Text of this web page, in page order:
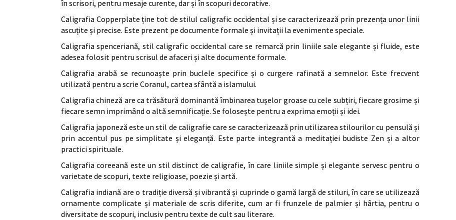
în scrisori, pentru mesaje curente, dar și în scopuri decorative.
Caligrafia Copperplate ține tot de stilul caligrafic occidental și se caracterizează prin prezența unor linii
ascuțite și precise. Este prezent pe documente formale și invitații la evenimente speciale.
Caligrafia spenceriană, stil caligrafic occidental care se remarcă prin liniile sale elegante și fluide, este
adesea folosit pentru scrisul de afaceri și alte documente formale.
Caligrafia arabă se recunoaște prin buclele specifice și o curgere rafinată a semnelor. Este frecvent
utilizată pentru a scrie Coranul, cartea sfântă a islamului.
Caligrafia chineză are ca trăsătură dominantă îmbinarea tușelor groase cu cele subțiri, fiecare grosime și
fiecare semn imprimând o altă semnificație. Se folosește pentru a exprima emoții și idei.
Caligrafia japoneză este un stil de caligrafie care se caracterizează prin utilizarea stilourilor cu pensulă și
prin accentul pus pe simplitate și eleganță. Este parte integrantă a meditației budiste Zen și a altor
practici spirituale.
Caligrafia coreeană este un stil distinct de caligrafie, în care liniile simple și elegante servesc pentru o
varietate de scopuri, texte religioase, poezie și artă.
Caligrafia indiană are o tradiție diversă și vibrantă și cuprinde o gamă largă de stiluri, în care se utilizează
ornamente complicate și materiale de scris diferite, cum ar fi frunzele de palmier și hârtia, pentru o
diversitate de scopuri, inclusiv pentru texte de cult sau literare.